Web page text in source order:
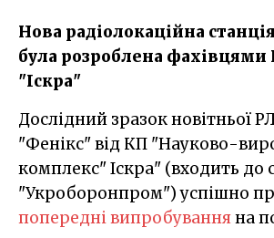
Нова радіолокаційна
була розроблена
"Іскра"
Дослідний зразок новітньої РЛС 80К6КС1
"Фенікс" від КП "Науково-
комплекс" Іскра" (входить до
"Укроборонпром") успішно
попередні випробуванняна